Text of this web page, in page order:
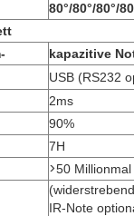
80°/80°/80°/
kapazitive
USB (RS232
2ms
90%
7H
>50 Millionmal
IR-Note